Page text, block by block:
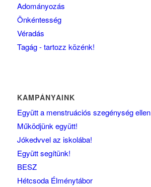
Adományozás
Önkéntesség
Véradás
Tagág - tartozz közénk!
KAMPÁNYAINK
Együtt a menstruációs szegénység ellen
Működjünk együtt!
Jókedvvel az iskolába!
Együtt segítünk!
BESZ
Hétcsoda Élménytábor